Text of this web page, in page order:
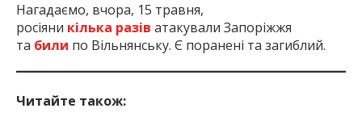
Нагадаємо, вчора, 15 травня,
росіяни кілька разів атакували Запоріжжя
та били по Вільнянську. Є поранені та загиблий.
Читайте також: